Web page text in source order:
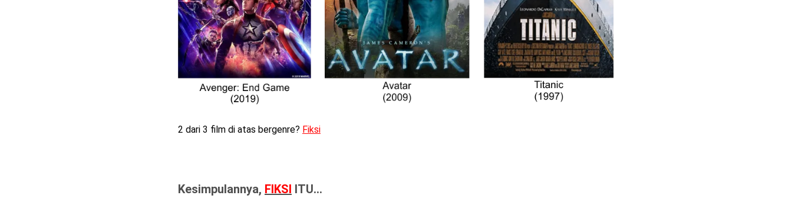
2 dari 3 film di atas bergenre? Fiksi
Kesimpulannya, FIKSI ITU...